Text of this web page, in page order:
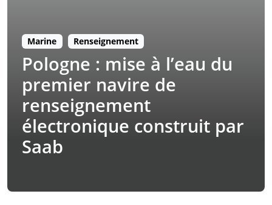
Marine Renseignement
Pologne : mise à l’eau du
premier navire de
renseignement
électronique construit par
Saab